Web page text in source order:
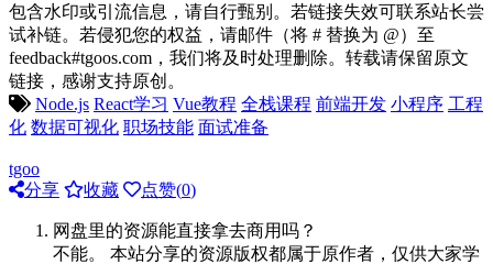
包含水印或引流信息，请自行甄别。若链接失效可联系站长尝
试补链。若侵犯您的权益，请邮件（将 # 替换为 @）至
feedback#tgoos.com，我们将及时处理删除。转载请保留原文
链接，感谢支持原创。
Node.js React学习 Vue教程 全栈课程 前端开发 小程序 工程
化 数据可视化 职场技能 面试准备
tgoo
分享
收藏 点赞(0)
网盘里的资源能直接拿去商用吗？
不能。 本站分享的资源版权都属于原作者，仅供大家学